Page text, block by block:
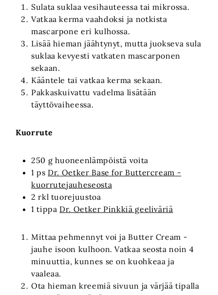
Sulata suklaa vesihauteessa tai mikrossa.
Vatkaa kerma vaahdoksi ja notkista
mascarpone eri kulhossa.
Lisää hieman jäähtynyt, mutta juokseva sula
suklaa kevyesti vatkaten mascarponen
sekaan.
Kääntele tai vatkaa kerma sekaan.
Pakkaskuivattu vadelma lisätään
täyttövaiheessa.
Kuorrute
250 g huoneenlämpöistä voita
1 ps Dr. Oetker Base for Buttercream -
kuorrutejauheseosta
2 rkl tuorejuustoa
1 tippa Dr. Oetker Pinkkiä geeliväriä
Mittaa pehmennyt voi ja Butter Cream -
jauhe isoon kulhoon. Vatkaa seosta noin 4
minuuttia, kunnes se on kuohkeaa ja
vaaleaa.
Ota hieman kreemiä sivuun ja värjää tipalla